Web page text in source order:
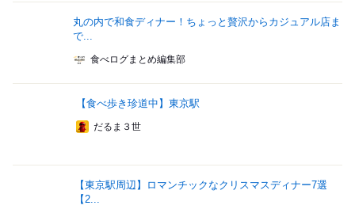
丸の内で和食ディナー！ちょっと贅沢からカジュアル店ま
で...
食べログまとめ編集部
【食べ歩き珍道中】東京駅
だるま３世
【東京駅周辺】ロマンチックなクリスマスディナー7選
【2...